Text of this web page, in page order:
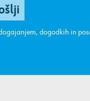
dogodkih in